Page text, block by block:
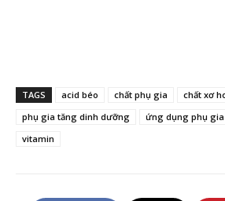
TAGS acid béo chất phụ gia chất xơ
phụ gia tăng dinh dưỡng
ứng dụng phụ
vitamin